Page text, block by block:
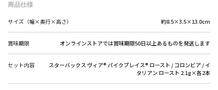
商品仕様
サイズ（幅×奥行×高さ） 約8.5×3.5×13.0cm
賞味期限 オンラインストアでは賞味期限50日以上あるものを発送します
セット内容
スターバックス ヴィア® パイクプレイス® ロースト / コロンビア / イ
タリアン ロースト 2.1g×各2本